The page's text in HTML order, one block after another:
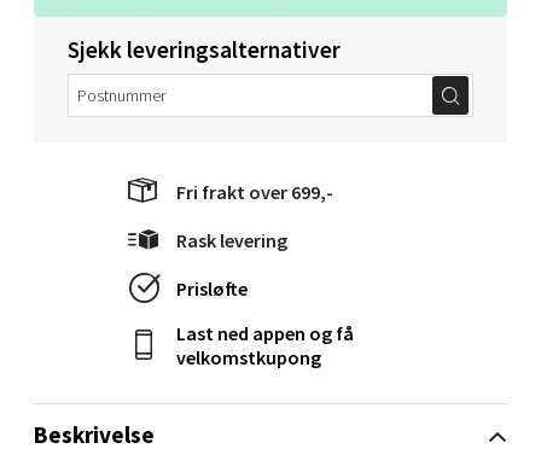
Beskrivelse
Sjekk leveringsalternativer
Fri frakt over 699,-
Rask levering
Prisløfte
Last ned appen og få
velkomstkupong
Åpent i dag 10-20
0 i butikk
Velg
Narvik - Thon Senter Malmporten
Bolagsgata 1, 8514 Narvik
0 i butikk